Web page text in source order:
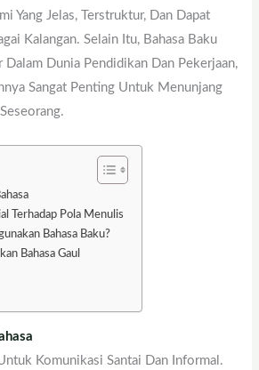
Yang Jelas, Terstruktur, Dan Dapat
Kalangan. Selain Itu, Bahasa Baku
Dalam Dunia Pendidikan Dan Pekerjaan,
Sangat Penting Untuk Menunjang
Terhadap Pola Menulis
Bahasa Baku?
Bahasa Gaul
Komunikasi Santai Dan Informal.